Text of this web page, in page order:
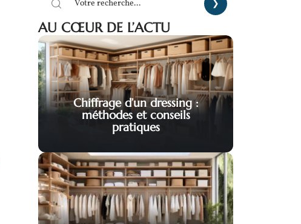
AU CŒUR DE L’ACTU
Chiffrage d’un dressing :
méthodes et conseils
pratiques